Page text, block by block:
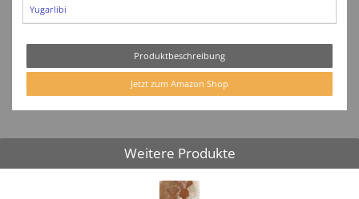
Yugarlibi
Produktbeschreibung
Jetzt zum Amazon Shop
Weitere Produkte